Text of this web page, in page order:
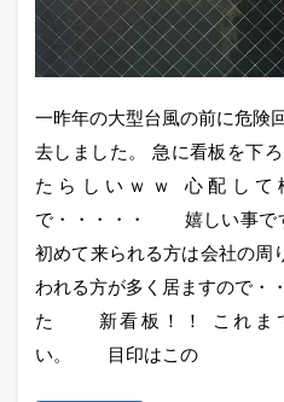
一昨年の大型台風の前に危険
去しました。 急に看板を下
たらしいｗｗ 心配して
で・・・・・ 嬉しい事で
初めて来られる方は会社の
われる方が多く居ますので
た 新看板！！ これま
い。 目印はこの